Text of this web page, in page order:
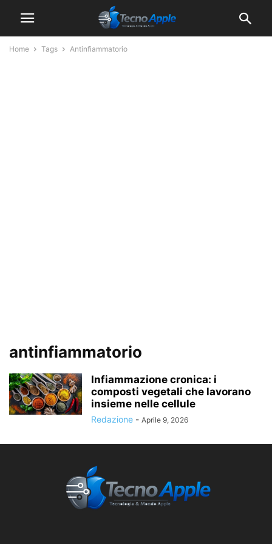
Home Tags Antinfiammatorio
antinfiammatorio
Infiammazione cronica: i
composti vegetali che lavorano
insieme nelle cellule
Redazione - Aprile 9, 2026